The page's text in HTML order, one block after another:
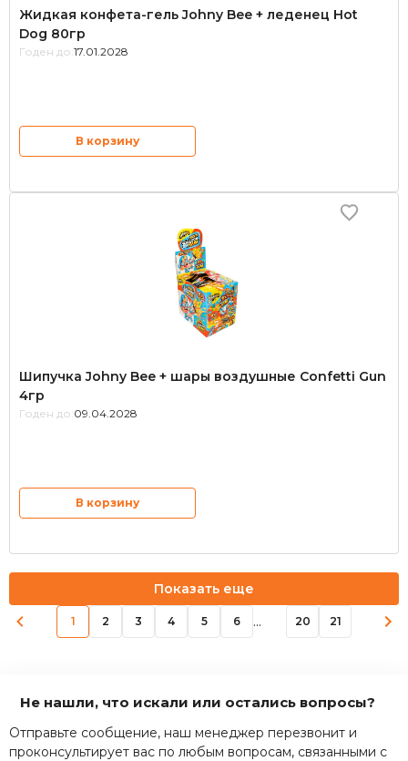
Жидкая конфета-гель Johny Bee + леденец Hot
Dog 80гр
Годен до: 17.01.2028
В корзину
Шипучка Johny Bee + шары воздушные Сonfetti Gun
4гр
Годен до: 09.04.2028
В корзину
Показать еще
1 2 3 4 5 6 ... 20 21
Не нашли, что искали или остались вопросы?
Отправьте сообщение, наш менеджер перезвонит и
проконсультирует вас по любым вопросам, связанными с